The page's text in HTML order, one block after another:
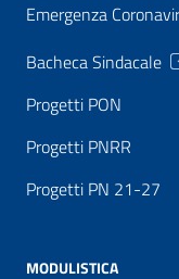
Emergenza
Bacheca Sindacale
Progetti PON
Progetti PNRR
Progetti PN 21-27
MODULISTICA